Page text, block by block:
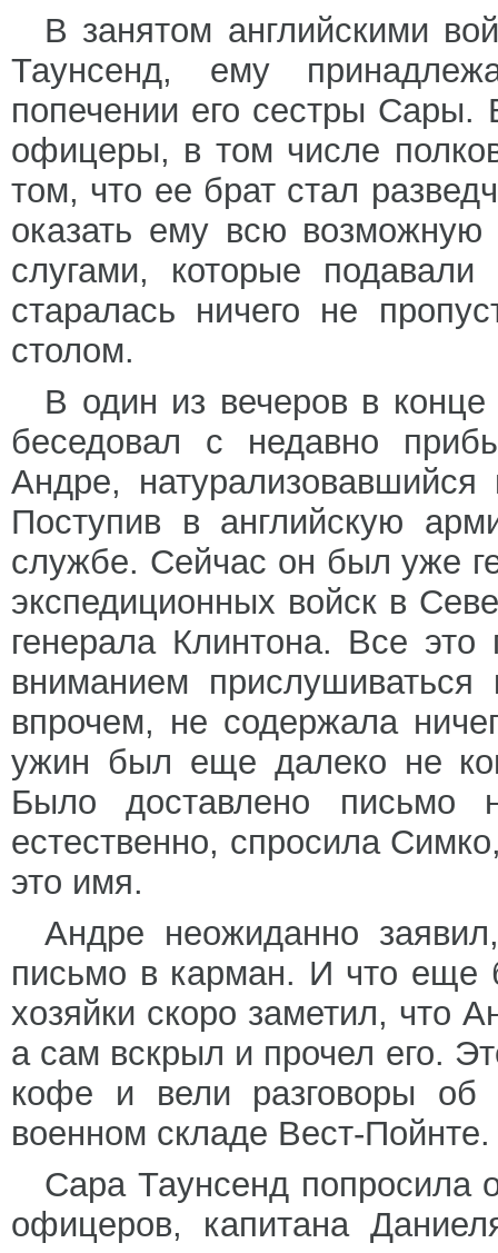
В занятом английскими
Таунсенд, ему
попечении его сестры Сары.
офицеры, в том числе
том, что ее брат стал
оказать ему всю
слугами, которые
старалась ничего не
столом.
В один из вечеров в конце
беседовал с недавно
Андре,
Поступив в английскую
службе. Сейчас он был уже
экспедиционных войск в
генерала Клинтона. Все
вниманием
впрочем, не содержала
ужин был еще далеко не
Было доставлено
естественно, спросила
это имя.
Андре неожиданно
письмо в карман. И что еще
хозяйки скоро заметил, что
а сам вскрыл и прочел его.
кофе и вели разговоры об
военном складе Вест-Пойнте.
Сара Таунсенд попросила
офицеров, капитана